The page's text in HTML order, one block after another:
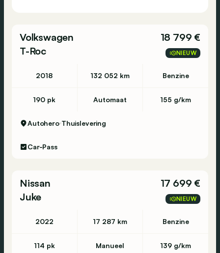
Volkswagen
T-Roc
18 799 €
NIEUW
2018 132 052 km Benzine
190 pk Automaat 155 g/km
Autohero Thuislevering
Car-Pass
Nissan
Juke
17 699 €
NIEUW
2022 17 287 km Benzine
114 pk Manueel 139 g/km